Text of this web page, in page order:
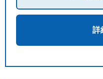
詳